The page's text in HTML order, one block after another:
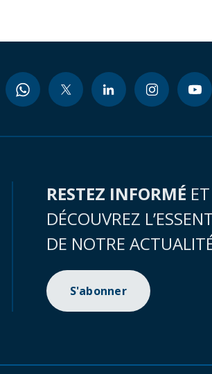
RESTEZ INFORMÉ ET
DÉCOUVREZ
DE NOTRE
S'abonner